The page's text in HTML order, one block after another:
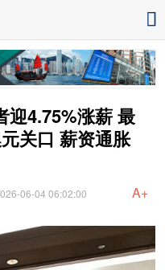
迎4.75%涨薪 最
关口 薪资通胀
06-04 06:02:00 A+